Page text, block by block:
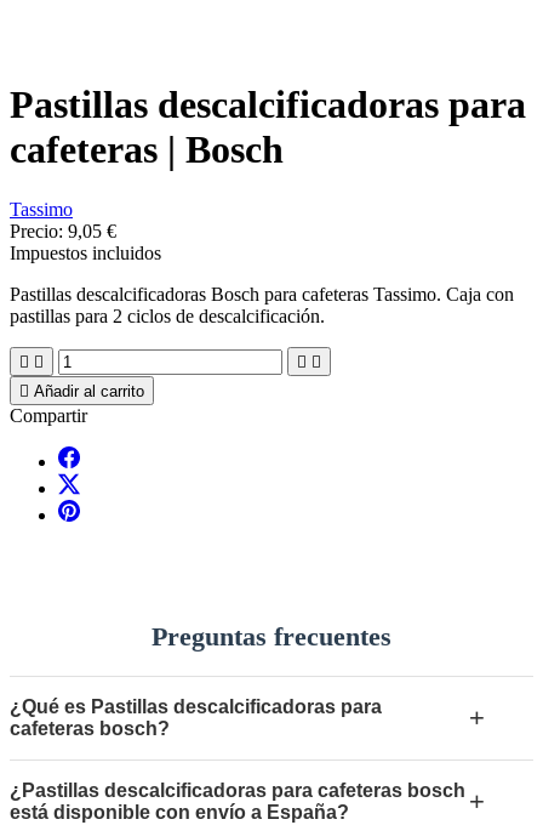
Pastillas descalcificadoras para
cafeteras | Bosch
Tassimo
Precio: 9,05 €
Impuestos incluidos
Pastillas descalcificadoras Bosch para cafeteras Tassimo. Caja con
pastillas para 2 ciclos de descalcificación.
   
 Añadir al carrito
Compartir
Preguntas frecuentes
¿Qué es Pastillas descalcificadoras para
cafeteras bosch?
+
¿Pastillas descalcificadoras para cafeteras bosch
está disponible con envío a España?
+